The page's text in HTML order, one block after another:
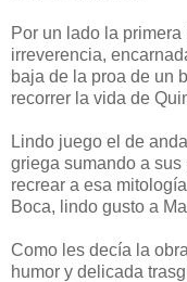
Por un lado la
irreverencia,
baja de la proa de un
recorrer la vida de
Lindo juego el de
griega sumando a
recrear a esa
Boca, lindo gusto a
Como les decía la
humor y delicada